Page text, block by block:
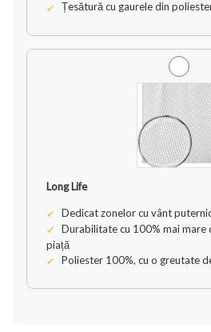
Țesătură cu gaurele din
Long Life
Dedicat zonelor cu vânt
Durabilitate cu 100% mai mare
piață
Poliester 100%, cu o greutate